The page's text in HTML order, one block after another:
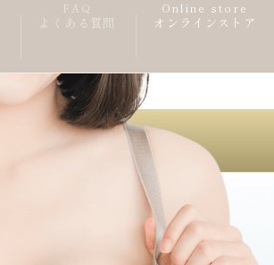
FAQ
よくある質問
Online store
オンラインストア